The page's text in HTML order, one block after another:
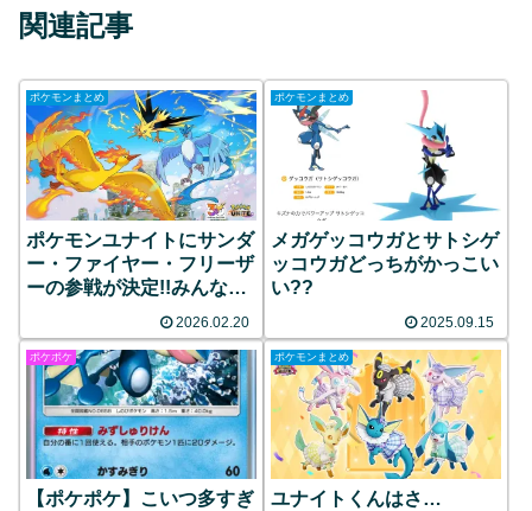
関連記事
ポケモンまとめ
ポケモンユナイトにサンダ
ー・ファイヤー・フリーザ
ーの参戦が決定!!みんなの
2026.02.20
ポケモンまとめ
メガゲッコウガとサトシゲ
ッコウガどっちがかっこい
い??
2025.09.15
ポケポケ
【ポケポケ】こいつ多すぎ
ポケモンまとめ
ユナイトくんはさ…